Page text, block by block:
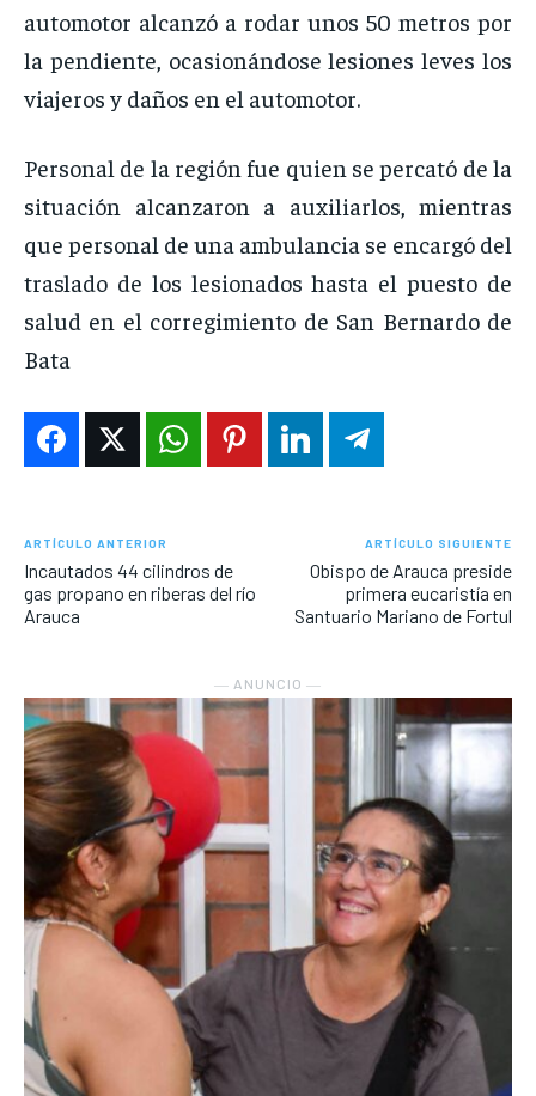
automotor alcanzó a rodar unos 50 metros por
la pendiente, ocasionándose lesiones leves los
viajeros y daños en el automotor.
Personal de la región fue quien se percató de la
situación alcanzaron a auxiliarlos, mientras
que personal de una ambulancia se encargó del
traslado de los lesionados hasta el puesto de
salud en el corregimiento de San Bernardo de
Bata
ARTÍCULO ANTERIOR
Incautados 44 cilindros de
gas propano en riberas del río
Arauca
ARTÍCULO SIGUIENTE
Obispo de Arauca preside
primera eucaristía en
Santuario Mariano de Fortul
― ANUNCIO ―